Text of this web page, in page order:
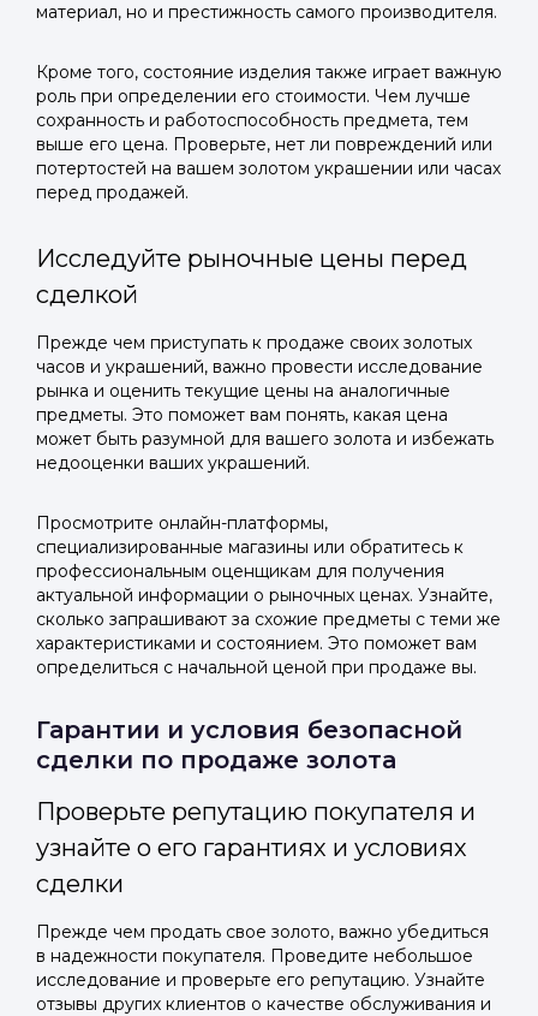
материал, но и престижность самого производителя.
Кроме того, состояние изделия также играет важную
роль при определении его стоимости. Чем лучше
сохранность и работоспособность предмета, тем
выше его цена. Проверьте, нет ли повреждений или
потертостей на вашем золотом украшении или часах
перед продажей.
Исследуйте рыночные цены перед
сделкой
Прежде чем приступать к продаже своих золотых
часов и украшений, важно провести исследование
рынка и оценить текущие цены на аналогичные
предметы. Это поможет вам понять, какая цена
может быть разумной для вашего золота и избежать
недооценки ваших украшений.
Просмотрите онлайн-платформы,
специализированные магазины или обратитесь к
профессиональным оценщикам для получения
актуальной информации о рыночных ценах. Узнайте,
сколько запрашивают за схожие предметы с теми же
характеристиками и состоянием. Это поможет вам
определиться с начальной ценой при продаже вы.
Гарантии и условия безопасной
сделки по продаже золота
Проверьте репутацию покупателя и
узнайте о его гарантиях и условиях
сделки
Прежде чем продать свое золото, важно убедиться
в надежности покупателя. Проведите небольшое
исследование и проверьте его репутацию. Узнайте
отзывы других клиентов о качестве обслуживания и